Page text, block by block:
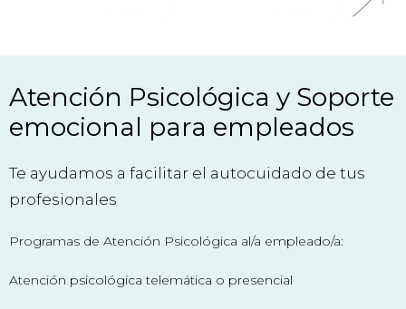
Atención Psicológica y Soporte
emocional para empleados
Te ayudamos a facilitar el autocuidado de tus
profesionales
Programas de Atención Psicológica al/a empleado/a:
Atención psicológica telemática o presencial